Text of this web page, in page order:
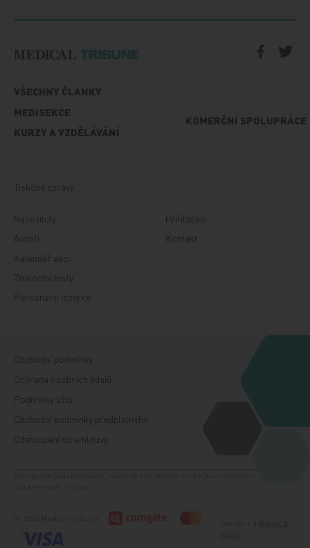
VŠECHNY ČLÁNKY
MEDISEKCE
KURZY A VZDĚLÁVÁNÍ
KOMERČNÍ SPOLUPRÁCE
Tiskové zprávy
Naše tituly
Autoři
Kalendář akcí
Znalostní testy
Personální inzerce
Přihlášení
Kontakt
Obchodní podmínky
Ochrana osobních údajů
Podmínky užití
Obchodní podmínky předplatného
Odstoupení od smlouvy